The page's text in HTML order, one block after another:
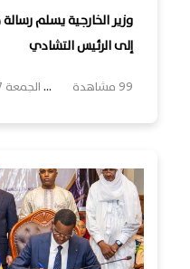
وزير الخارجية يسلم
إلى الرئيس التشادي
99 مشاهدة ... الجمعة 7 أغسطس, 2026